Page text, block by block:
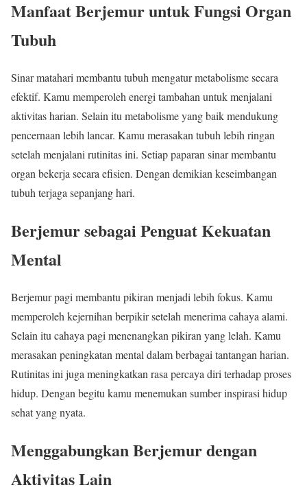
Manfaat Berjemur untuk Fungsi Organ
Tubuh
Sinar matahari membantu tubuh mengatur metabolisme secara
efektif. Kamu memperoleh energi tambahan untuk menjalani
aktivitas harian. Selain itu metabolisme yang baik mendukung
pencernaan lebih lancar. Kamu merasakan tubuh lebih ringan
setelah menjalani rutinitas ini. Setiap paparan sinar membantu
organ bekerja secara efisien. Dengan demikian keseimbangan
tubuh terjaga sepanjang hari.
Berjemur sebagai Penguat Kekuatan
Mental
Berjemur pagi membantu pikiran menjadi lebih fokus. Kamu
memperoleh kejernihan berpikir setelah menerima cahaya alami.
Selain itu cahaya pagi menenangkan pikiran yang lelah. Kamu
merasakan peningkatan mental dalam berbagai tantangan harian.
Rutinitas ini juga meningkatkan rasa percaya diri terhadap proses
hidup. Dengan begitu kamu menemukan sumber inspirasi hidup
sehat yang nyata.
Menggabungkan Berjemur dengan
Aktivitas Lain